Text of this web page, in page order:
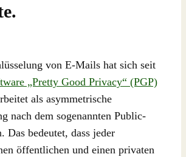
von E-Mails hat sich seit
„Pretty Good Privacy“ (PGP)
als asymmetrische
nach dem sogenannten Public-
Das bedeutet, dass jeder
öffentlichen und einen privaten